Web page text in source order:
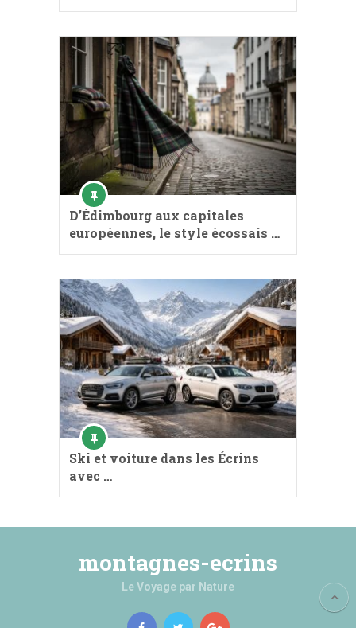
D’Édimbourg aux capitales
européennes, le style écossais …
Ski et voiture dans les Écrins
avec …
montagnes-ecrins
Le Voyage par Nature